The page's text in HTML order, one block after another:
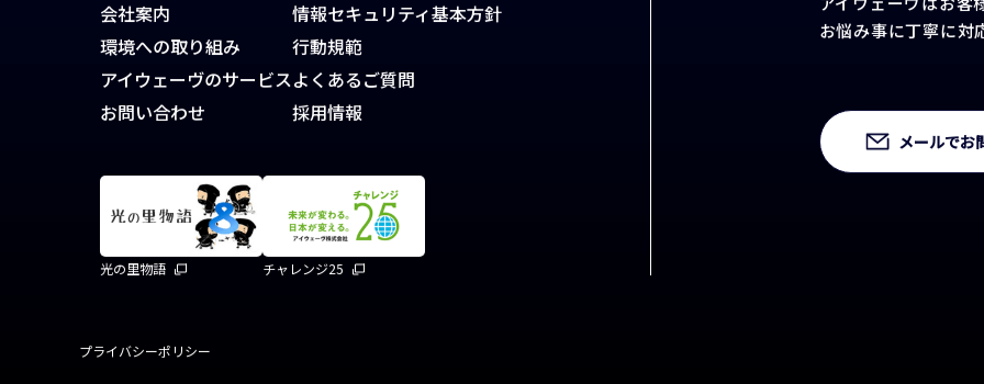
アイウェーヴはお客
お悩み事に丁寧に対
メールでお
会社案内
環境への取り組み
アイウェーヴのサービス
お問い合わせ
情報セキュリティ基本方針
行動規範
よくあるご質問
採用情報
光の里物語 チャレンジ25
プライバシーポリシー